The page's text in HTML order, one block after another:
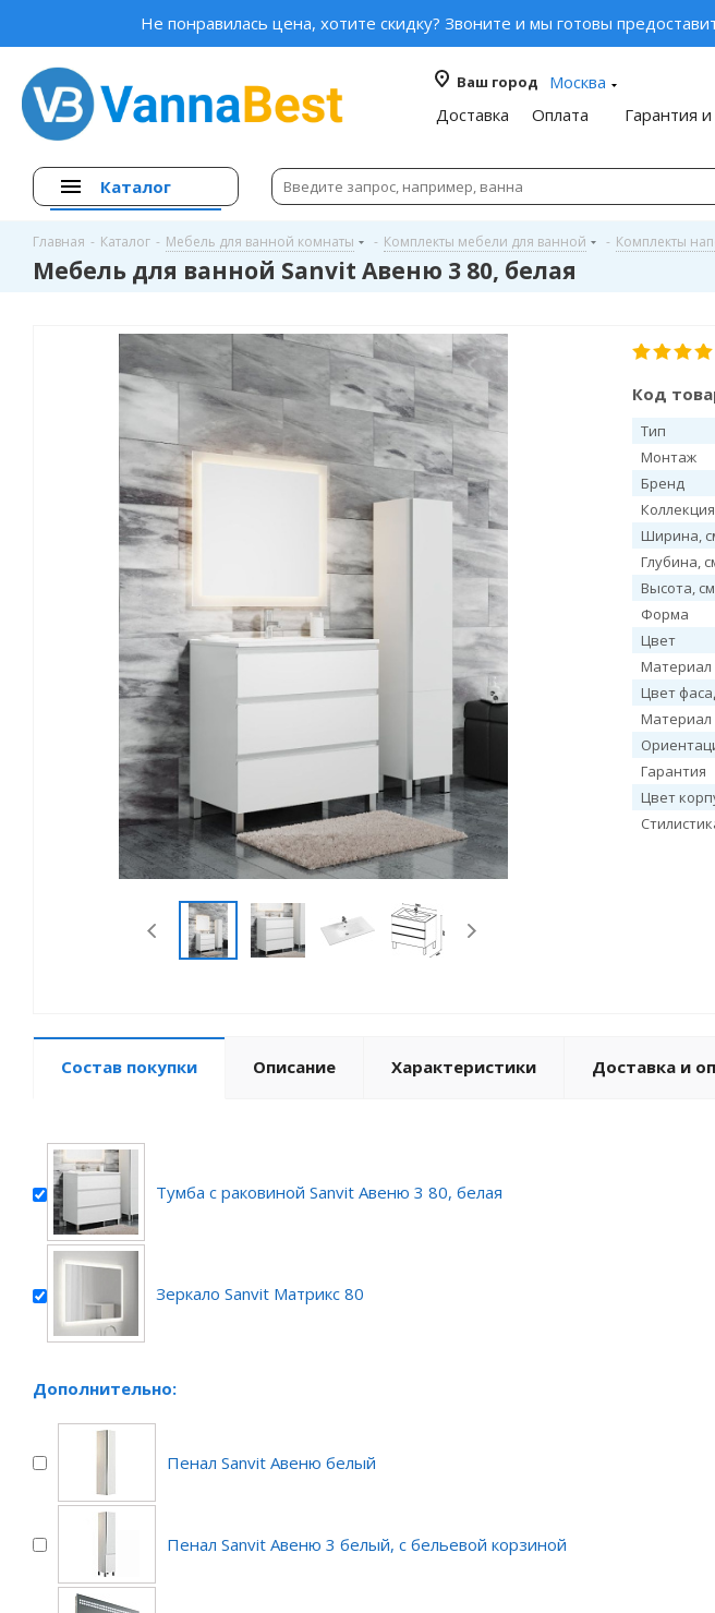
Не понравилась цена, хотите скидку? Звоните и мы готовы
Ваш город
Москва
Доставка
Оплата Гарантия
Каталог
Главная - Каталог - Мебель для ванной комнаты - Комплекты мебели для ванной - Комплекты
Мебель для ванной Sanvit Авеню 3 80, белая
Код
Тип
Монтаж
Бренд
Коллекция
Ширина,
Глубина,
Высота, см
Форма
Цвет
Материал
Цвет
Материал
Гарантия
Цвет
Состав покупки Описание Характеристики Доставка и
Тумба с раковиной Sanvit Авеню 3 80, белая
Зеркало Sanvit Матрикс 80
Дополнительно:
Пенал Sanvit Авеню белый
Пенал Sanvit Авеню 3 белый, с бельевой корзиной